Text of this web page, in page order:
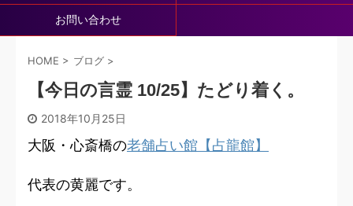
お問い合わせ
HOME > ブログ >
【今日の言霊 10/25】たどり着く。
2018年10月25日
大阪・心斎橋の老舗占い館【占龍館】
代表の黄麗です。